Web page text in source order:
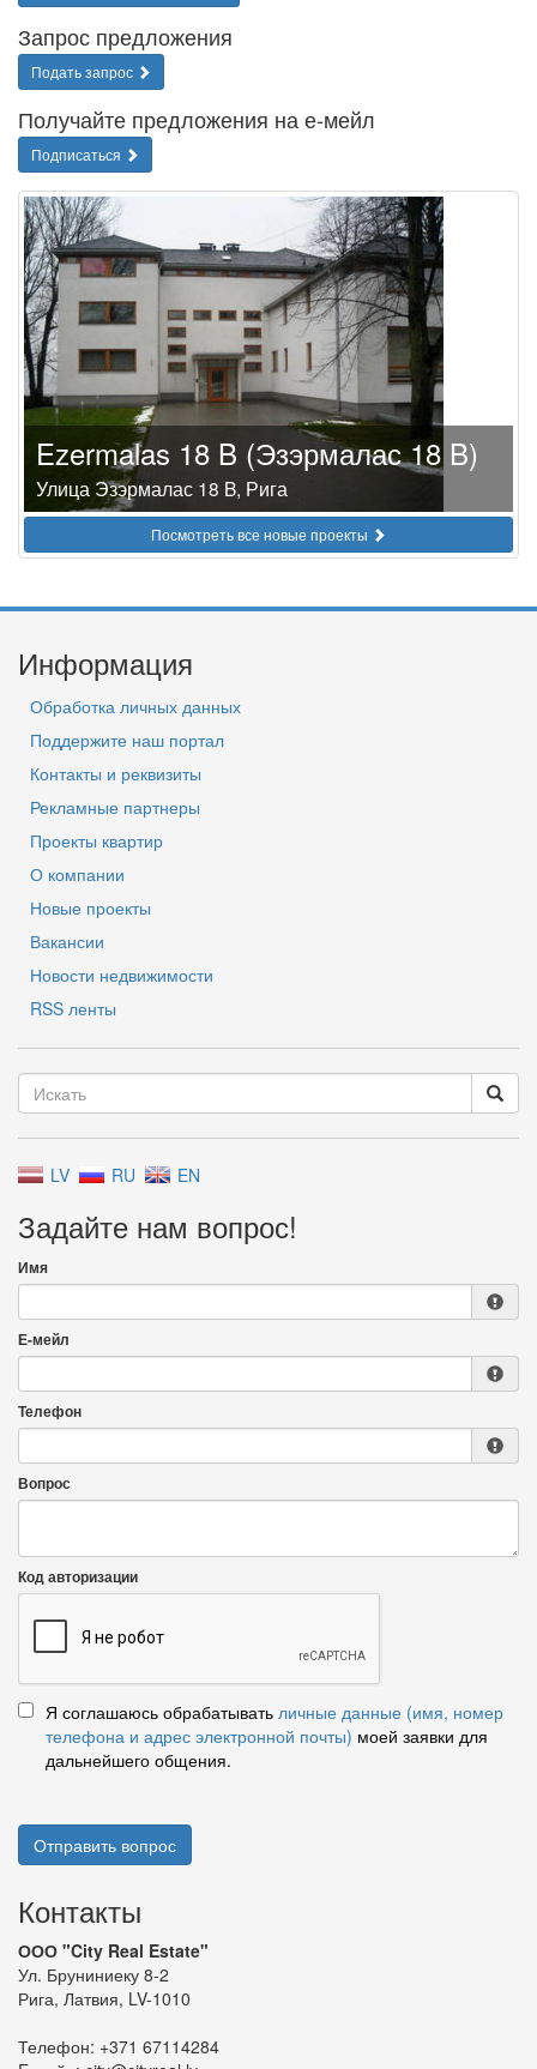
Запрос предложения
Подать запрос
Получайте предложения на е-мейл
Подписаться
Ezermalas 18 B (Эзэрмалас 18 B)
Улица Эзэрмалас 18 B, Рига
Посмотреть все новые проекты
Информация
Обработка личных данных
Поддержите наш портал
Контакты и реквизиты
Рекламные партнеры
Проекты квартир
О компании
Новые проекты
Вакансии
Новости недвижимости
RSS ленты
LV RU EN
Задайте нам вопрос!
Имя
Е-мейл
Телефон
Вопрос
Код авторизации
Я соглашаюсь обрабатывать личные данные (имя, номер
телефона и адрес электронной почты) моей заявки для
дальнейшего общения.
Отправить вопрос
Контакты
ООО "City Real Estate"
Ул. Бруниниеку 8-2
Рига, Латвия, LV-1010
Телефон: +371 67114284